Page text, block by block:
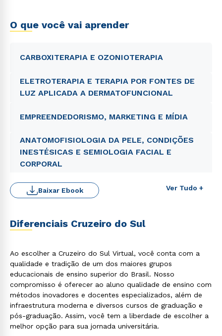
O que você vai aprender
CARBOXITERAPIA E OZONIOTERAPIA
ELETROTERAPIA E TERAPIA POR FONTES DE
LUZ APLICADA A DERMATOFUNCIONAL
EMPREENDEDORISMO, MARKETING E MÍDIA
ANATOMOFISIOLOGIA DA PELE, CONDIÇÕES
INESTÉSICAS E SEMIOLOGIA FACIAL E
CORPORAL
Ver Tudo +
Baixar Ebook
Diferenciais Cruzeiro do Sul
Ao escolher a Cruzeiro do Sul Virtual, você conta com a
qualidade e tradição de um dos maiores grupos
educacionais de ensino superior do Brasil. Nosso
compromisso é oferecer ao aluno qualidade de ensino com
métodos inovadores e docentes especializados, além de
infraestrutura moderna e diversos cursos de graduação e
pós-graduação. Assim, você tem a liberdade de escolher a
melhor opção para sua jornada universitária.
WhatsApp
Estou de acordo com a Política de Privacidade.
autorizo que meus dados sejam utilizados para o
envio de conteúdos da Cruzeiro do Sul.